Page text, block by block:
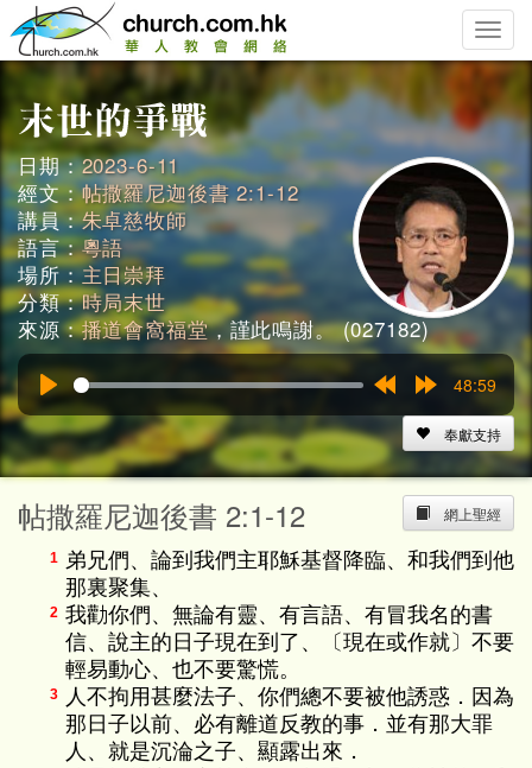
Toggle
日期：2023-6-11
經文：帖撒羅尼迦後書 2:1-12
講員：朱卓慈牧師
語言：粵語
場所：主日崇拜
分類：時局末世
來源：播道會窩福堂，謹此鳴謝。 (027182)
Play
15s
15s
48:59
奉獻支持
網上聖經
帖撒羅尼迦後書 2:1-12
1 弟兄們、論到我們主耶穌基督降臨、和我們到他
那裏聚集、
2 我勸你們、無論有靈、有言語、有冒我名的書
信、說主的日子現在到了、〔現在或作就〕不要
輕易動心、也不要驚慌。
3
人不拘用甚麼法子、你們總不要被他誘惑．因為
那日子以前、必有離道反教的事．並有那大罪
人、就是沉淪之子、顯露出來．